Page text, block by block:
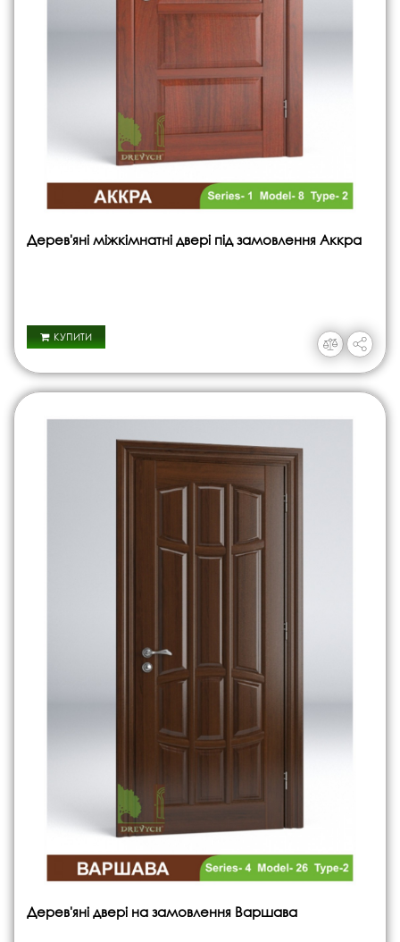
Дерев'яні міжкімнатні двері під замовлення Аккра
КУПИТИ
Дерев'яні двері на замовлення Варшава